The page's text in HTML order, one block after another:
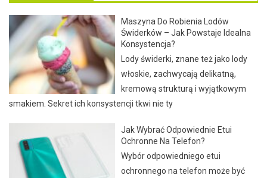
Maszyna Do Robienia Lodów
Świderków – Jak Powstaje Idealna
Konsystencja?
Lody świderki, znane też jako lody
włoskie, zachwycają delikatną,
kremową strukturą i wyjątkowym
smakiem. Sekret ich konsystencji tkwi nie ty
Jak Wybrać Odpowiednie Etui
Ochronne Na Telefon?
Wybór odpowiedniego etui
ochronnego na telefon może być